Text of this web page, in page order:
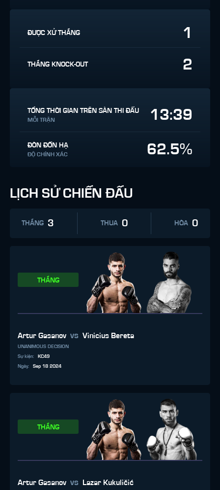
ĐƯỢC XỬ THẮNG 1
THẮNG KNOCK-OUT 2
TỔNG THỜI GIAN TRÊN SÀN THI ĐẤU
MỖI TRẬN 13:39
ĐÒN ĐỐN HẠ
ĐỘ CHÍNH XÁC 62.5%
LỊCH SỬ CHIẾN ĐẤU
THẮNG 3 THUA 0 HÒA 0
THẮNG
Artur Gasanov vs Vinicius Bereta
UNANIMOUS DECISION
Sự kiện:
KC49
Ngày: Sep 18 2024
THẮNG
Artur Gasanov vs Lazar Kukuličić